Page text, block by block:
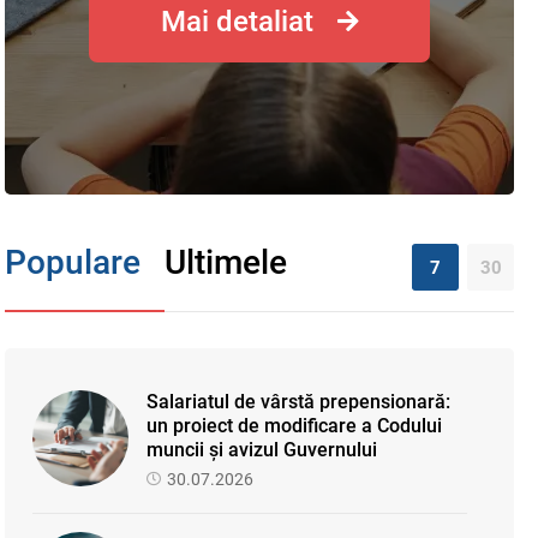
Mai detaliat
Populare Ultimele 7 30
Salariatul de vârstă prepensionară:
un proiect de modificare a Codului
muncii și avizul Guvernului
30.07.2026